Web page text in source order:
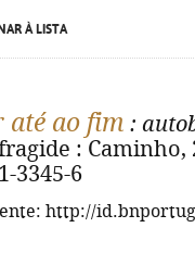
À LISTA
até ao fim :
: Caminho,
3345-6
http://